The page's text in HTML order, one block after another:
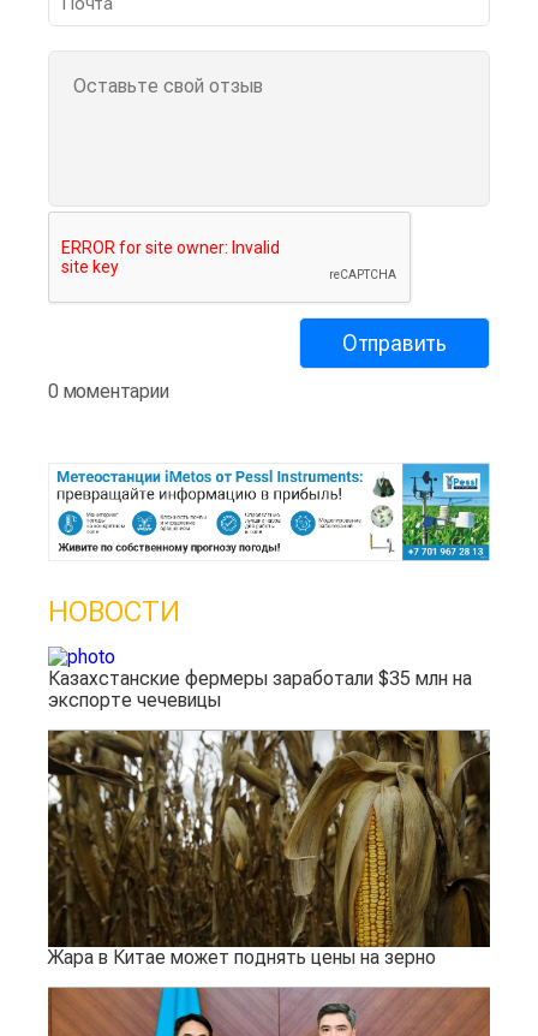
0 моментарии
НОВОСТИ
Казахстанские фермеры заработали $35 млн на
экспорте чечевицы
Жара в Китае может поднять цены на зерно